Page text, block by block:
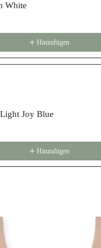
White
Hinzufügen
Joy Blue
Hinzufügen